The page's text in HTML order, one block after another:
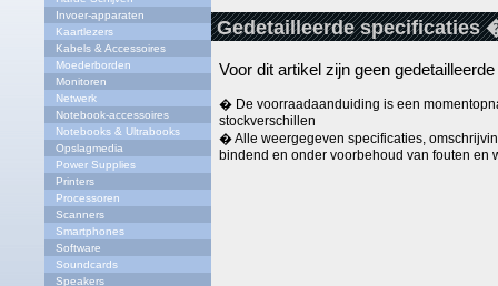
Invoer-apparaten
Kaartlezers
Kabels & Accessoires
Moederborden
Monitoren
Netwerk
Notebook-accessoires
Notebooks & Ultrabooks
Opslagmedia
Power Supplies
Printers
Processoren
Scanners
Smartphones
Software
Soundcards
Speakers
Gedetailleerde specificaties
Voor dit artikel zijn geen
� De voorraadaanduiding is een
stockverschillen
� Alle weergegeven specificaties,
bindend en onder voorbehoud van fouten en